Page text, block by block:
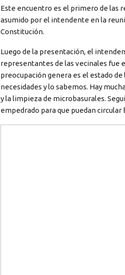
Este encuentro es el primero de las
asumido por el intendente en la
Constitución.
Luego de la presentación, el
representantes de las vecinales fue
preocupación genera es el estado
necesidades y lo sabemos. Hay
y la limpieza de microbasurales.
empedrado para que puedan circular